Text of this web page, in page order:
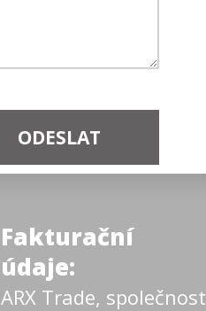
Fakturační
údaje:
ARX Trade, společnost